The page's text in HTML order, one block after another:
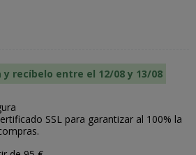
y recíbelo entre el 12/08 y 13/08
SSL para garantizar al 100% la